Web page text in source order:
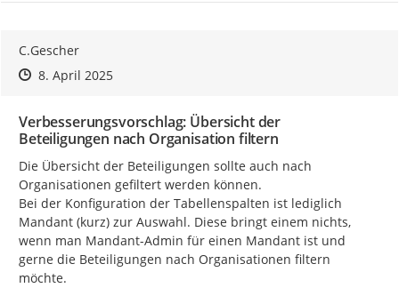
C.Gescher
Zeitpunkt des Erstellens
Zeitpunkt des Erstellens
8. April 2025Zur Äußerung
Verbesserungsvorschlag: Übersicht der
Beteiligungen nach Organisation filtern
Die Übersicht der Beteiligungen sollte auch nach
Organisationen gefiltert werden können.
Bei der Konfiguration der Tabellenspalten ist lediglich
Mandant (kurz) zur Auswahl. Diese bringt einem nichts,
wenn man Mandant-Admin für einen Mandant ist und
gerne die Beteiligungen nach Organisationen filtern
möchte.